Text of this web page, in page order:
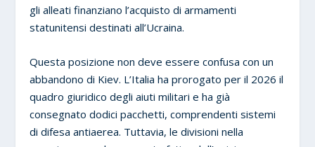
gli alleati finanziano l’acquisto di armamenti
statunitensi destinati all’Ucraina.
Questa posizione non deve essere confusa con un
abbandono di Kiev. L’Italia ha prorogato per il 2026 il
quadro giuridico degli aiuti militari e ha già
consegnato dodici pacchetti, comprendenti sistemi
di difesa antiaerea. Tuttavia, le divisioni nella